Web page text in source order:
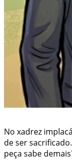
No xadrez
de ser
peça sabe